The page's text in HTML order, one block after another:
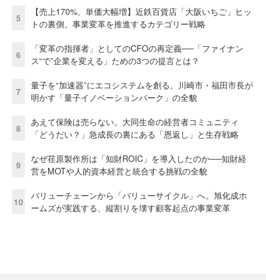
5
【売上170%、単価大幅増】近鉄百貨店「大阪いちご」ヒッ
トの裏側。事業変革を推進するカテゴリー戦略
6
「変革の指揮者」としてのCFOの再定義──「ファイナン
ス“で”企業を変える」ための3つの提言とは？
7
量子を“加速器”にエコシステムを創る。川崎市・福田市長が
明かす「量子イノベーションパーク」の全貌
8
あえて保険は売らない。大同生命の経営者コミュニティ
「どうだい？」急成長の裏にある「恩返し」と生存戦略
9
なぜ荏原製作所は「知財ROIC」を導入したのか──知財経
営をMOTや人的資本経営と統合する挑戦の全貌
10
バリューチェーンから「バリューサイクル」へ。旭化成ホ
ームズが実践する、縦割りを壊す顧客起点の事業変革